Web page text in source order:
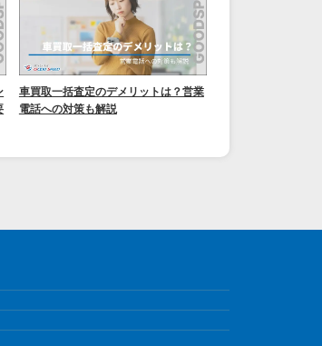
車買取一括査定のデメリットは？営業
電話への対策も解説